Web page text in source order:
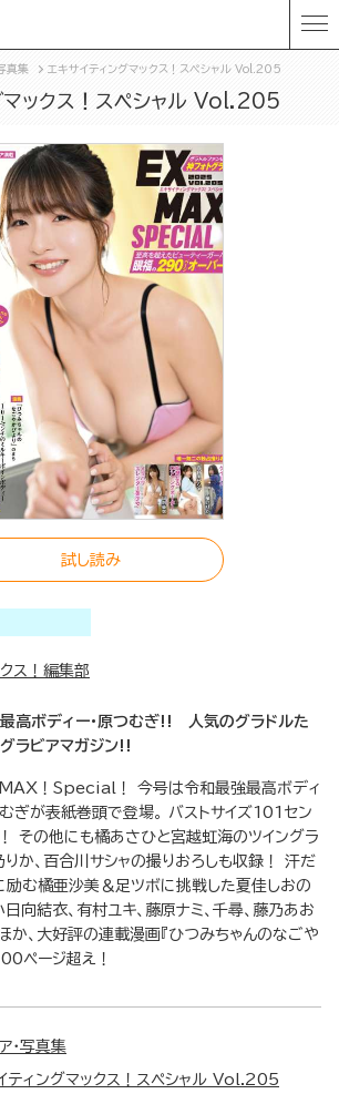
真集 エキサイティングマックス！スペシャル Vol.205
マックス！スペシャル Vol.205
試し読み
ス！編集部
高ボディー・原つむぎ!! 人気のグラドルた
ラビアマガジン!!
！Special！ 今号は令和最強最高ボディ
ぎが表紙巻頭で登場。 バストサイズ101セン
その他にも橘あさひと宮越虹海のツイングラ
りか、百合川サシャの撮りおろしも収録！ 汗だ
励む橘亜沙美＆足ツボに挑戦した夏佳しおの
向結衣、有村ユキ、藤原ナミ、千尋、藤乃あお
か、大好評の連載漫画『ひつみちゃんのなごや
ページ超え！
・写真集
ティングマックス！スペシャル Vol.205